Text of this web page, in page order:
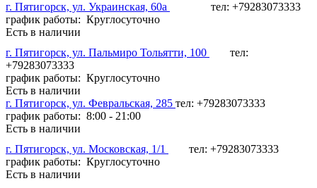
г. Пятигорск, ул. Украинская, 60а
тел: +79283073333
график работы: Круглосуточно
Есть в наличии
г. Пятигорск, ул. Пальмиро Тольятти, 100
тел:
+79283073333
график работы: Круглосуточно
Есть в наличии
г. Пятигорск, ул. Февральская, 285 тел: +79283073333
график работы: 8:00 - 21:00
Есть в наличии
г. Пятигорск, ул. Московская, 1/1
тел: +79283073333
график работы: Круглосуточно
Есть в наличии